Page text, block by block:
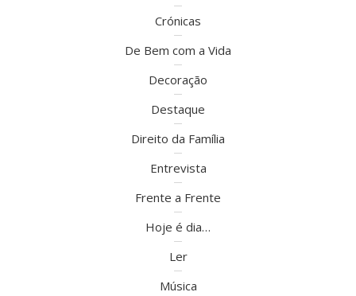
Crónicas
De Bem com a Vida
Decoração
Destaque
Direito da Família
Entrevista
Frente a Frente
Hoje é dia…
Ler
Música